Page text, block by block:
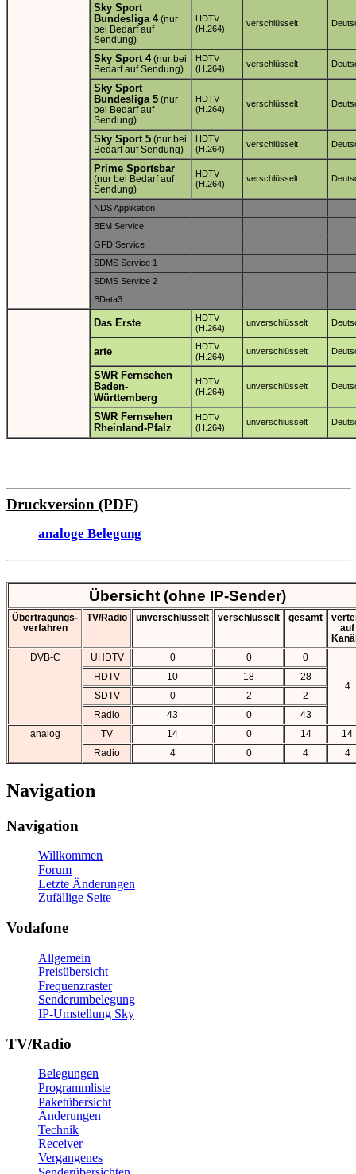
Sky Sport
Bundesliga 4(nur
bei Bedarf auf
Sendung)
HDTV
(H.264)
verschlüsselt
Sky Sport 4(nur bei
Bedarf auf Sendung)
HDTV
(H.264)
verschlüsselt
Sky Sport
Bundesliga 5 (nur
bei Bedarf auf
Sendung)
HDTV
(H.264)
verschlüsselt
Sky Sport 5 (nur bei
Bedarf auf Sendung)
HDTV
(H.264)
verschlüsselt
Prime Sportsbar
(nur bei Bedarf auf
Sendung)
HDTV
(H.264)
verschlüsselt
NDS Applikation
BEM Service
GFD Service
SDMS Service 1
SDMS Service 2
BData3
Das Erste
HDTV
(H.264)
unverschlüsselt
arte
HDTV
(H.264)
unverschlüsselt
SWR Fernsehen
Baden-
Württemberg
HDTV
(H.264)
unverschlüsselt
SWR Fernsehen
Rheinland-Pfalz
HDTV
(H.264)
unverschlüsselt
Druckversion (PDF)
analoge Belegung
Übersicht (ohne IP-Sender)
Übertragungs-
verfahren
TV/Radio unverschlüsselt verschlüsselt gesamt
auf
DVB-C
UHDTV 0 0 0
4
HDTV 10 18
28
SDTV
0 2
2
Radio
43 0
43
analog
TV 14 0 14
14
Radio
4 0 4 4
Navigation
Navigation
Willkommen
Forum
Letzte Änderungen
Zufällige Seite
Vodafone
Allgemein
Preisübersicht
Frequenzraster
Senderumbelegung
IP-Umstellung Sky
TV/Radio
Belegungen
Programmliste
Paketübersicht
Änderungen
Technik
Receiver
Vergangenes